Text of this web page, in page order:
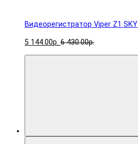
Видеорегистратор Viper Z1 SKY
5 144.00р. 6 430.00р.